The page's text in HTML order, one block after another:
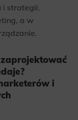
i strategii.
a w
i